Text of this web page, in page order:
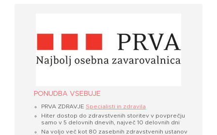
PONUDBA VSEBUJE
PRVA ZDRAVJE Specialisti in zdravila
Hiter dostop do zdravstvenih storitev v povprečju
samo v 5 delovnih dnevih, največ 10 delovnih dni
Na voljo več kot 80 zasebnih zdravstvenih ustanov